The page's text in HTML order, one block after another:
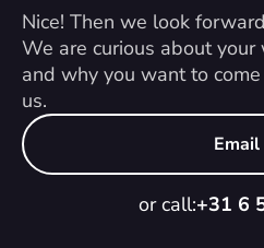
Nice! Then we look
We are curious about your
and why you want to
us.
or call:+31 6